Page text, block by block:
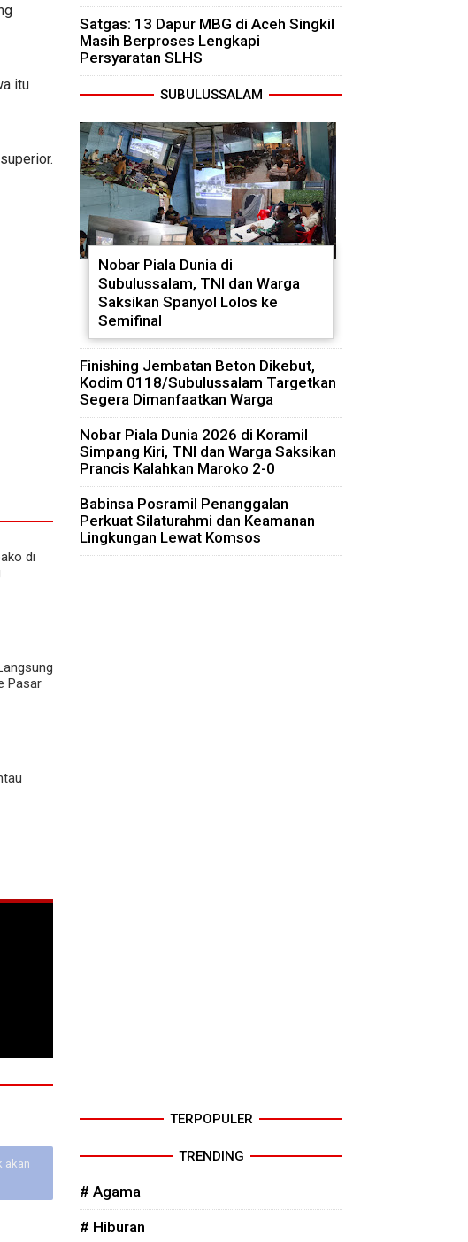
itu
di
Pasar
akan
Satgas: 13 Dapur MBG di Aceh Singkil
Masih Berproses Lengkapi
Persyaratan SLHS
SUBULUSSALAM
Nobar Piala Dunia di
Subulussalam, TNI dan Warga
Saksikan Spanyol Lolos ke
Semifinal
Finishing Jembatan Beton Dikebut,
Kodim 0118/Subulussalam Targetkan
Segera Dimanfaatkan Warga
Nobar Piala Dunia 2026 di Koramil
Simpang Kiri, TNI dan Warga Saksikan
Prancis Kalahkan Maroko 2-0
Babinsa Posramil Penanggalan
Perkuat Silaturahmi dan Keamanan
Lingkungan Lewat Komsos
TERPOPULER
TRENDING
# Agama
# Hiburan